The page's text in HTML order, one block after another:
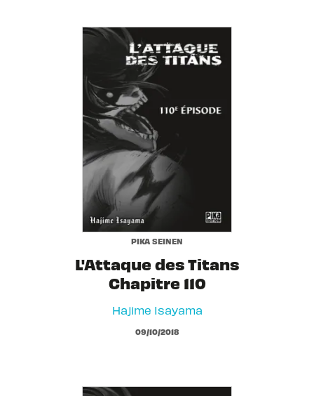
PIKA SEINEN
L'Attaque des Titans
Chapitre 110
Hajime Isayama
09/10/2018